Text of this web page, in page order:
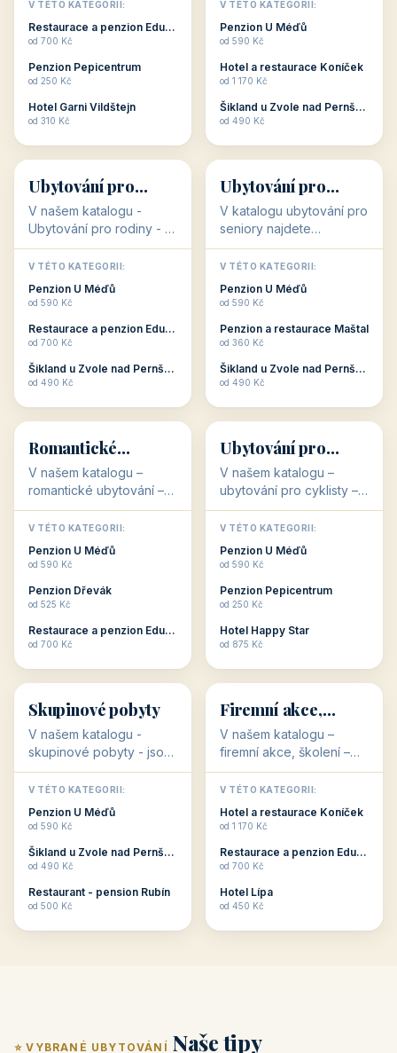
dovolenou přímo
souvisejí. Aktivní
odpočinek jso...
V TÉTO KATEGORII:
Restaurace a penzion Eduard
od 700 Kč
Penzion Pepicentrum
od 250 Kč
Hotel Garni Vildštejn
od 310 Kč
cenově dostupné
ubytování v ČR. Budete
c...
V TÉTO KATEGORII:
Penzion U Méďů
od 590 Kč
Hotel a restaurace Koníček
od 1 170 Kč
Šikland u Zvole nad Pernštejnem
od 490 Kč
👨‍👩‍👧‍👦
👨‍👩‍👧‍👦
34 objektů
Ubytování pro
rodiny
V našem katalogu -
Ubytování pro rodiny -
jsou pro Vás připraveny
objekty, které svojí
polohou či vybaveností,
nabízí klidné ubytování
V TÉTO KATEGORII:
Penzion U Méďů
od 590 Kč
Restaurace a penzion Eduard
od 700 Kč
Šikland u Zvole nad Pernštejnem
od 490 Kč
🧓
🧓
33 objektů
Ubytování pro
seniory
V katalogu ubytování pro
seniory najdete
penziony a hotely, které
jsou přizpůsobeny pro
ubytování klientů vyššího
věku. Některé z nich
V TÉTO KATEGORII:
Penzion U Méďů
od 590 Kč
Penzion a restaurace Maštal
od 360 Kč
Šikland u Zvole nad Pernštejnem
od 490 Kč
💕
💕
Romantické
ubytování
V našem katalogu –
romantické ubytování –
jsou pro Vás připraveny
objekty, které svojí
stavbou, polohou anebo
zaměřením nabízí
Romantické ...
V TÉTO KATEGORII:
Penzion U Méďů
od 590 Kč
Penzion Dřevák
od 525 Kč
Restaurace a penzion Eduard
od 700 Kč
🚴
🚴
32 objektů
Ubytování pro
cyklisty
V našem katalogu –
ubytování pro cyklisty –
jsou pro Vás připraveny
objekty, které jsou na
milovníky cykloturistiky
připraveny. Většinou mají
V TÉTO KATEGORII:
Penzion U Méďů
od 590 Kč
Penzion Pepicentrum
od 250 Kč
Hotel Happy Star
od 875 Kč
👥
👥
32 objektů
Skupinové pobyty
V našem katalogu -
skupinové pobyty - jsou
pro Vás připraveny
objekty, které nabízí
ubytování skupin v
penzionech, hotelích a
Budete překva...
V TÉTO KATEGORII:
Penzion U Méďů
od 590 Kč
Šikland u Zvole nad Pernštejnem
od 490 Kč
Restaurant - pension Rubín
od 500 Kč
💼
💼
31 objektů
Firemní akce,
školení
V našem katalogu –
firemní akce, školení –
jsou pro Vás připraveny
objekty, které mají
zkušenosti pořádat i
menší firemní akce a
ob...
V TÉTO KATEGORII:
Hotel a restaurace Koníček
od 1 170 Kč
Restaurace a penzion Eduard
od 700 Kč
Hotel Lípa
od 450 Kč
⭐ VYBRANÉ UBYTOVÁNÍ Naše tipy